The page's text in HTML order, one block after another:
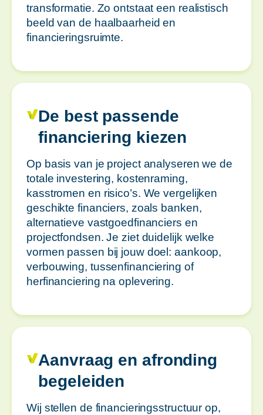
transformatie. Zo ontstaat een realistisch
beeld van de haalbaarheid en
financieringsruimte.
De best passende
financiering kiezen
Op basis van je project analyseren we de
totale investering, kostenraming,
kasstromen en risico’s. We vergelijken
geschikte financiers, zoals banken,
alternatieve vastgoedfinanciers en
projectfondsen. Je ziet duidelijk welke
vormen passen bij jouw doel: aankoop,
verbouwing, tussenfinanciering of
herfinanciering na oplevering.
Aanvraag en afronding
begeleiden
Wij stellen de financieringsstructuur op,